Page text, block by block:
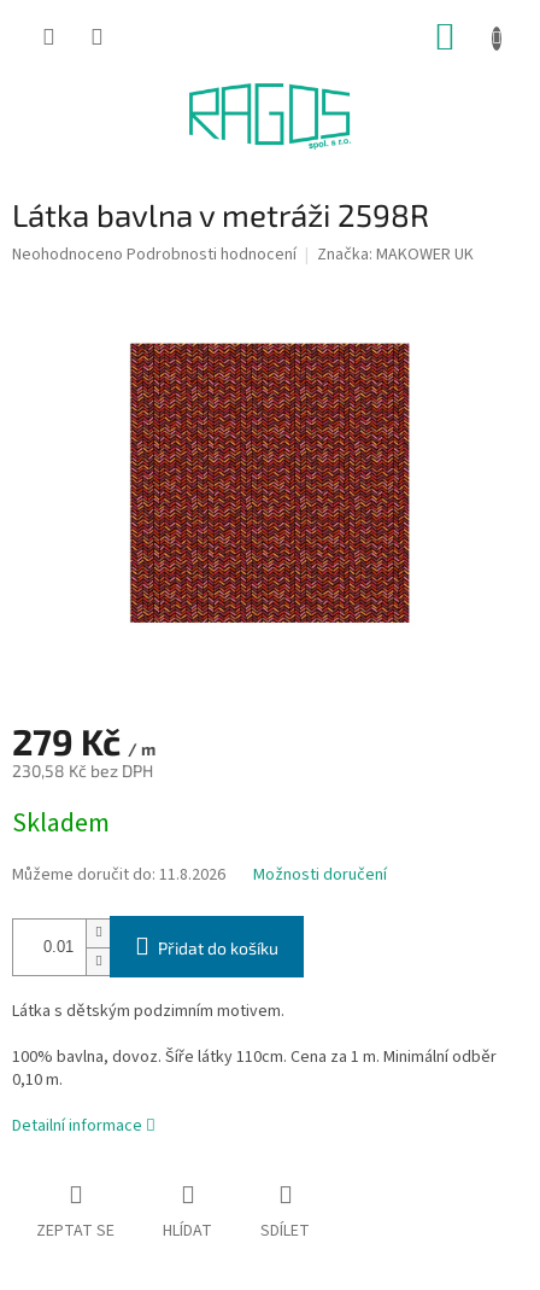
Látka bavlna v metráži 2598R
Průměrné
Neohodnoceno Podrobnosti hodnocení Značka: MAKOWER UK
279 Kč / m
230,58 Kč bez DPH
cena:
Skladem
Můžeme doručit do: 11.8.2026 Možnosti doručení
Přidat do košíku
Látka s dětským podzimním motivem.
100% bavlna, dovoz. Šíře látky 110cm. Cena za 1 m. Minimální odběr
0,10 m.
Detailní informace
ZEPTAT SE HLÍDAT SDÍLET